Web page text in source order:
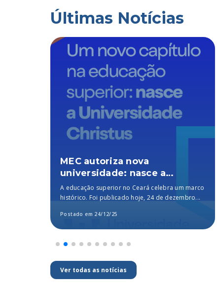
Últimas Notícias
MEC autoriza nova
universidade: nasce a
Universidade Christus, a
melhor particular do Brasil,
A educação superior no Ceará celebra um marco
histórico. Foi publicado hoje, 24 de dezembro...
Postado em 24/12/25
Ver todas as notícias